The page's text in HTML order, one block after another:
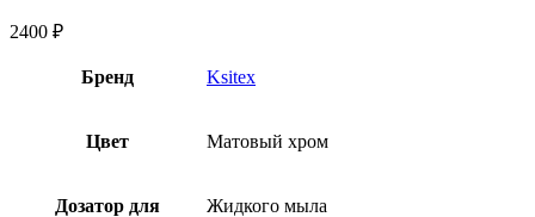
2400 ₽
Бренд Ksitex
Цвет Матовый хром
Дозатор для Жидкого мыла